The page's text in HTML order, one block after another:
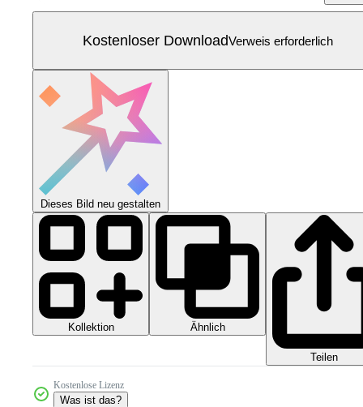
Kostenloser DownloadVerweis erforderlich
Dieses Bild neu gestalten
Kollektion Ähnlich
Teilen
Kostenlose Lizenz
Was ist das?